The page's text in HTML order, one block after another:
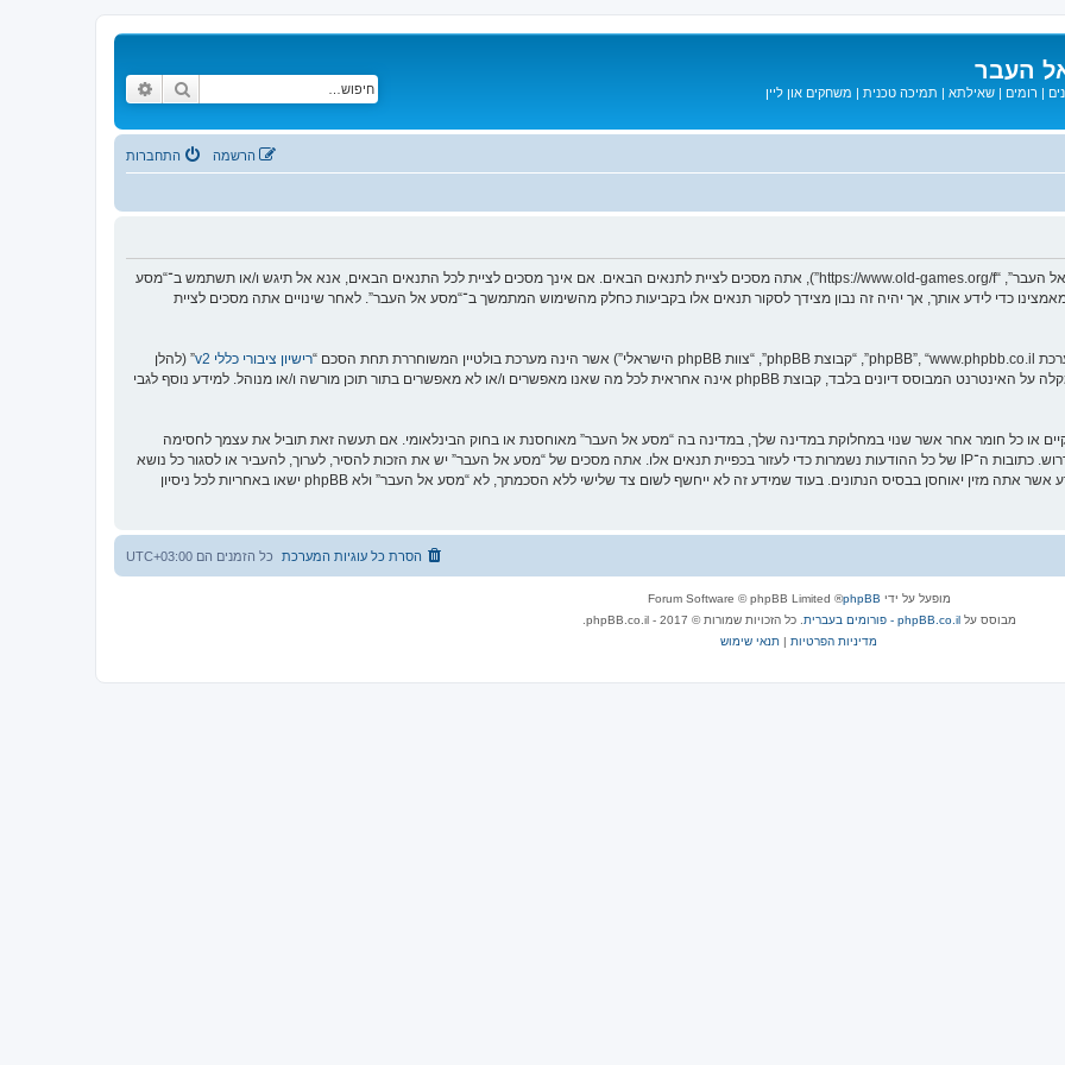
העבר
| רומים | שאילתא | תמיכה טכנית | משחקים און ליין חיפוש
התחברות הרשמה
בעת הגישה אל “מסע אל העבר” (להלן “אנחנו”, “אותנו”, “שלנו”, “מסע אל העבר”, “https://www.old-games.org/f”), אתה מסכים לציית לתנאים הבאים. אם אינך מסכים לציית לכל התנאים הבאים, אנא אל תיגש ו/או תשתמש ב־“מסע
מאמצינו כדי לידע אותך, אך יהיה זה נבון מצידך לסקור תנאים אלו בקביעות כחלק מהשימוש המתמשך ב־“מסע אל העבר”. לאחר שינויים אתה מסכים לציית
רישיון ציבורי כללי v2
” (להלן
. מערכת phpBB מקלה על האינטרנט המבוסס דיונים בלבד, קבוצת phpBB אינה אחראית לכל מה שאנו מאפשרים ו/או לא מאפשרים בתור תוכן מורשה ו/או מנוהל. למידע נוסף לגבי
או כל חומר אחר אשר שנוי במחלוקת במדינה שלך, במדינה בה “מסע אל העבר” מאוחסנת או בחוק הבינלאומי. אם תעשה זאת תוביל את עצמך לחסימה
מיידית ולצמיתות, עם הודעה לספק שירות האינטרנט אם זה יראה לנו דרוש. כתובות ה־IP של כל ההודעות נשמרות כדי לעזור בכפיית תנאים אלו. אתה מסכים של “מסע אל העבר” יש את הזכות להסיר, לערוך, להעביר או לסגור כל נושא
בכל זמן נתון הנראה לנו מתאים. בתור משתמש אתה מסכים שכל המידע אשר אתה מזין יאוחסן בבסיס הנתונים. בעוד שמידע זה לא ייחשף לשום צד שלישי ללא הסכמתך, לא “מסע אל העבר” ולא phpBB ישאו באחריות לכל ניסיון
כל הזמנים הם UTC+03:00 הסרת כל עוגיות המערכת
מופעל על ידי phpBB
® Forum Software © phpBB Limited
מבוסס עלphpBB.co.il - פורומים בעברית
. כל הזכויות שמורות © 2017 - phpBB.co.il.
מדיניות הפרטיות | תנאי שימוש